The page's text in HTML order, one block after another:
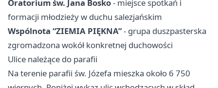
Oratorium św. Jana Bosko- miejsce spotkań i
formacji młodzieży w duchu salezjańskim
Wspólnota “ZIEMIA PIĘKNA”- grupa duszpasterska
zgromadzona wokół konkretnej duchowości
Ulice należące do parafii
Na terenie parafii św. Józefa mieszka około 6 750